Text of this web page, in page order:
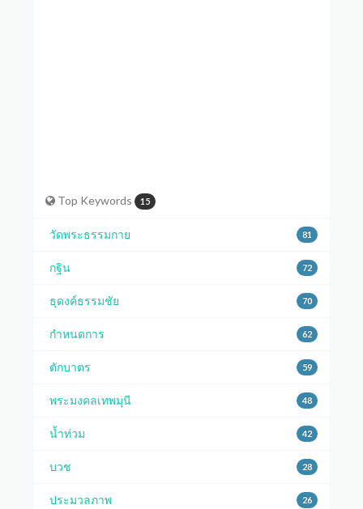
Top Keywords 15
วัดพระธรรมกาย 81
กฐิน 72
ธุดงค์ธรรมชัย 70
กำหนดการ 62
ตักบาตร 59
พระมงคลเทพมุนี 48
น้ำท่วม 42
บวช 28
ประมวลภาพ 26